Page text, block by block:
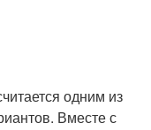
одним из
Вместе с